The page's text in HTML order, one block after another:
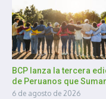
BCP lanza la tercera
de Peruanos que
6 de agosto de 2026